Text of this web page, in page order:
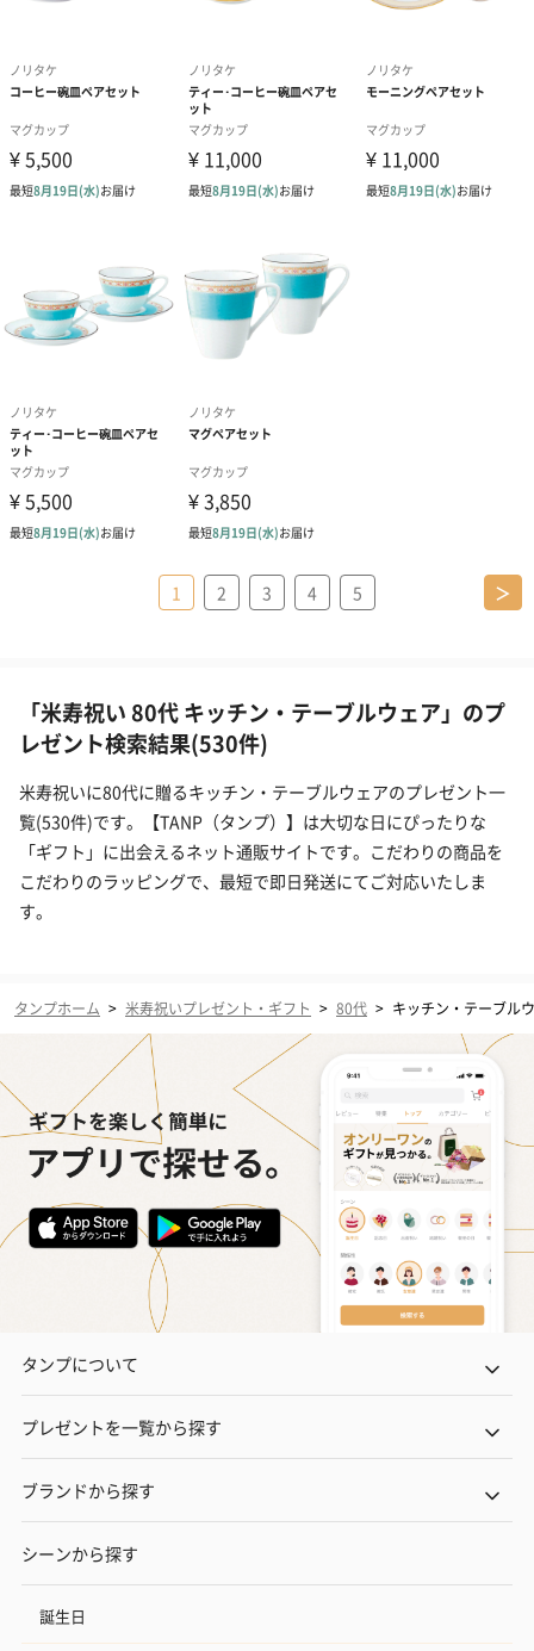
1 2 3 4 5 ＞
「米寿祝い 80代 キッチン・テーブルウェア」のプ
レゼント検索結果(530件)
米寿祝いに80代に贈るキッチン・テーブルウェアのプレゼント一
覧(530件)です。【TANP（タンプ）】は大切な日にぴったりな
「ギフト」に出会えるネット通販サイトです。こだわりの商品を
こだわりのラッピングで、最短で即日発送にてご対応いたしま
す。
タンプホーム > 米寿祝いプレゼント・ギフト > 80代 > キッチン・テーブル
タンプについて
プレゼントを一覧から探す
ブランドから探す
シーンから探す
誕生日